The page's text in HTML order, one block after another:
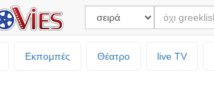
Εκπομπές Θέατρο live TV